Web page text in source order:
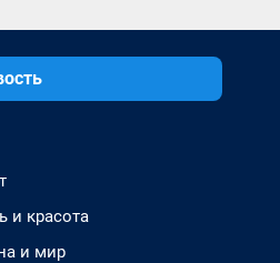
и красота
и мир